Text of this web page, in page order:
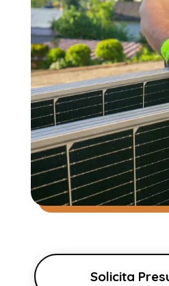
Solicita